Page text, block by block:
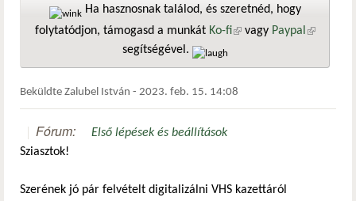
Ha hasznosnak találod, és szeretnéd, hogy
folytatódjon, támogasd a munkát Ko-fi(külső hivatkozás)
vagy Paypal
segítségével.
Beküldte Zalubel István - 2023. feb. 15. 14:08
Fórum:
Első lépések és beállítások
Sziasztok!
Szerének jó pár felvételt digitalizálni VHS kazettáról